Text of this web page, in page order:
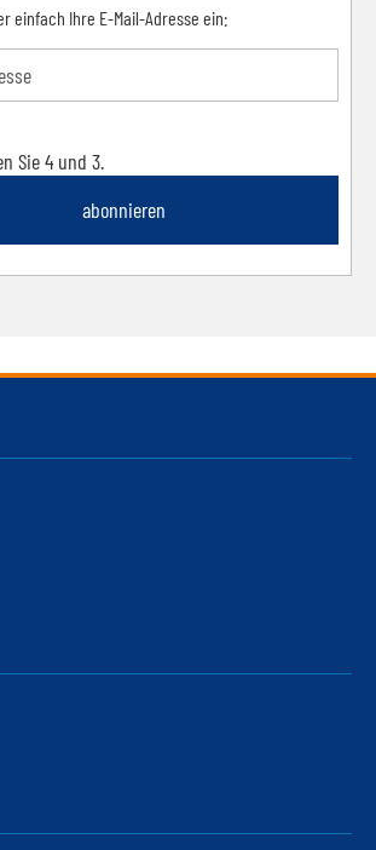
einfach Ihre E-Mail-Adresse ein:
Sie 4 und 3.
abonnieren